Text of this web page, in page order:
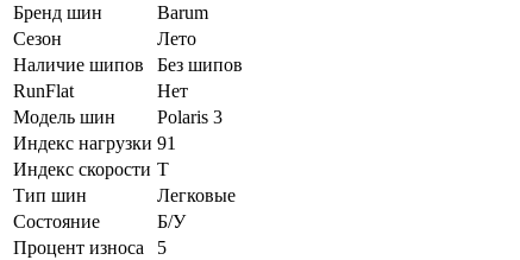
Бренд шин
Barum
Сезон
Лето
Наличие шипов
Без шипов
RunFlat
Нет
Модель шин
Polaris 3
Индекс нагрузки 91
Индекс скорости T
Тип шин
Легковые
Состояние
Б/У
Процент износа
5